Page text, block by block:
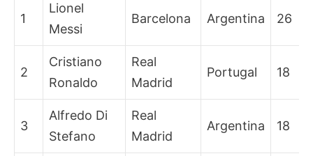
1
Lionel
Messi
Barcelona Argentina 26
2
Cristiano
Ronaldo
Real
Madrid
Portugal 18
3
Alfredo Di
Stefano
Real
Madrid
Argentina 18